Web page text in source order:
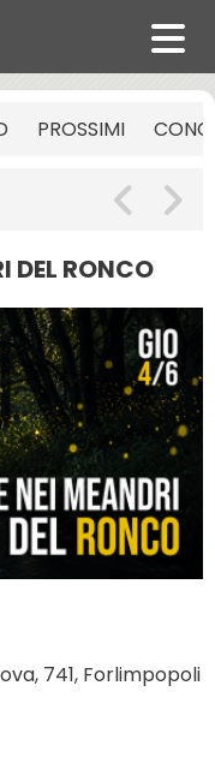
PROSSIMI
DEL RONCO
741, Forlimpopoli